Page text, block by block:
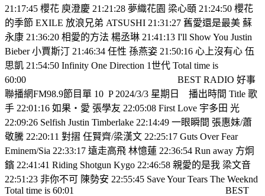
21:17:45 櫻花 庾澄慶 21:21:28 夢織花園 梁心頤 21:24:50 櫻花
的季節 EXILE 放浪兄弟 ATSUSHI 21:31:27 舊愛還是最美 蘇
永康 21:36:20 相愛的方法 楊丞琳 21:41:13 I'll Show You Justin
Bieber 小賈斯汀 21:46:34 任性 孫燕姿 21:50:16 心上沒有心 伍
思凱 21:54:50 Infinity One Direction 1世代 Total time is
60:00
BEST RADIO 好事
聯播網FM98.9節目單 10 P 2024/3/3 星期日
播出時間 Title 歌
手 22:01:16 如果‧愛 張學友 22:05:08 First Love 宇多田 光
22:09:26 Selfish Justin Timberlake 22:14:49 一眼瞬間 張惠妹/蕭
敬騰 22:20:11 對摺 任賢齊/梁漢文 22:25:17 Guts Over Fear
Eminem/Sia 22:33:17 遠走高飛 林憶蓮 22:36:54 Run away 方炯
鑌 22:41:41 Riding Shotgun Kygo 22:46:58 親愛的是我 梁文音
22:51:23 非你不可 陳勢安 22:55:45 Save Your Tears The Weeknd
Total time is 60:01
BEST